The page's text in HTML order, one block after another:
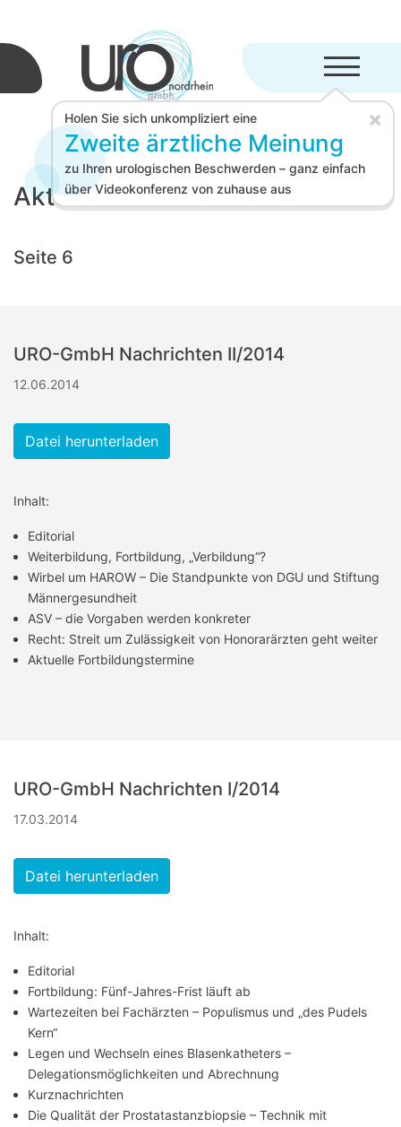
Menü
Holen Sie sich unkompliziert eine
Zweite ärztliche Meinung
zu Ihren urologischen Beschwerden – ganz einfach
über Videokonferenz von zuhause aus
×
Aktuelles für Ärzte
Seite 6
URO-GmbH Nachrichten II/2014
12.06.2014
Datei herunterladen
Inhalt:
Editorial
Weiterbildung, Fortbildung, „Verbildung“?
Wirbel um HAROW – Die Standpunkte von DGU und Stiftung
Männergesundheit
ASV – die Vorgaben werden konkreter
Recht: Streit um Zulässigkeit von Honorarärzten geht weiter
Aktuelle Fortbildungstermine
URO-GmbH Nachrichten I/2014
17.03.2014
Datei herunterladen
Inhalt:
Editorial
Fortbildung: Fünf-Jahres-Frist läuft ab
Wartezeiten bei Fachärzten – Populismus und „des Pudels
Kern“
Legen und Wechseln eines Blasenkatheters –
Delegationsmöglichkeiten und Abrechnung
Kurznachrichten
Die Qualität der Prostatastanzbiopsie – Technik mit